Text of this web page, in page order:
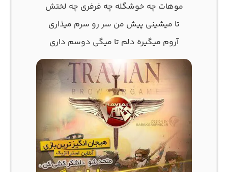
ﻣﻮﻫﺎت ﭼﻪ ﺧﻮﺷﮕﻠﻪ ﭼﻪ ﻓﺮﻓﺮی ﭼﻪ ﻟﺨﺘﺶ
ﺗﺎ ﻣﻴﺸﻴﻨﻰ ﭘﻴﺶ ﻣﻦ ﺳﺮ رو ﺳﺮم ﻣﻴﺬاری
آروم ﻣﻴﮕﻴﺮه دﻟﻢ ﺗﺎ ﻣﻴﮕﻰ دوﺳﻢ داری